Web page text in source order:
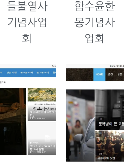
들불열사
기념사업
회
합수윤한
봉기념사
업회